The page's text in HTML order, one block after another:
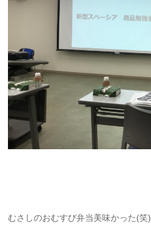
むさしのおむすび弁当美味かった(笑)